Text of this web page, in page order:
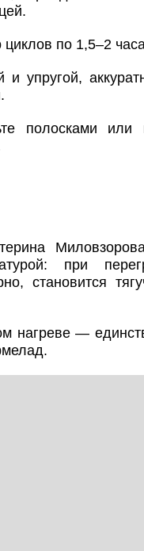
циклов по 1,5–2
и упругой,
полосками или
при
становится
нагреве —